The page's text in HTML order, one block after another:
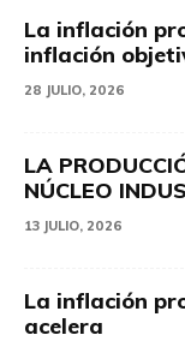
La inflación
inflación
28 JULIO, 2026
LA
NÚCLEO
13 JULIO, 2026
La inflación
acelera